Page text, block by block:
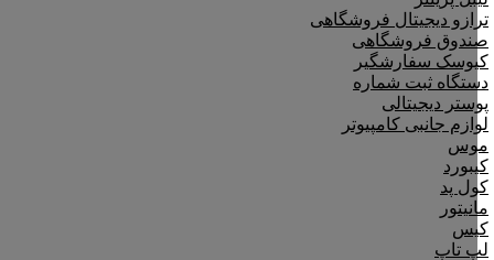
ترازو دیجیتال فروشگاهی
صندوق فروشگاهی
کیوسک سفارشگیر
دستگاه ثبت شماره
پوستر دیجیتالی
لوازم جانبی کامپیوتر
موس
کیبورد
کول پد
مانیتور
کیس
لپ تاپ